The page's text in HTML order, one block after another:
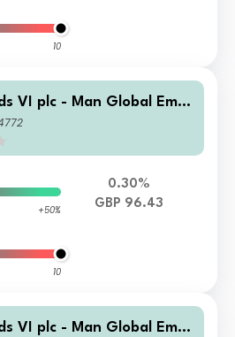
10
VI plc - Man Global Emer
Debt Total Return I H
+50%
10
0.30%
GBP 96.43
VI plc - Man Global Emer